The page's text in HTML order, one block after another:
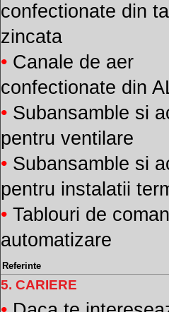
confectionate din
zincata
• Canale de aer
confectionate din
• Subansamble si
pentru ventilare
• Subansamble si
pentru instalatii
• Tablouri de
automatizare
Referinte
5. CARIERE